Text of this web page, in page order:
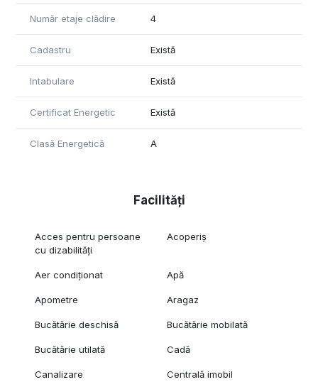
Număr etaje clădire 4
Cadastru Există
Intabulare Există
Certificat Energetic Există
Clasă Energetică A
Facilități
Acces pentru persoane
cu dizabilități
Acoperiș
Aer condiționat Apă
Apometre Aragaz
Bucătărie deschisă Bucătărie mobilată
Bucătărie utilată Cadă
Canalizare Centrală imobil